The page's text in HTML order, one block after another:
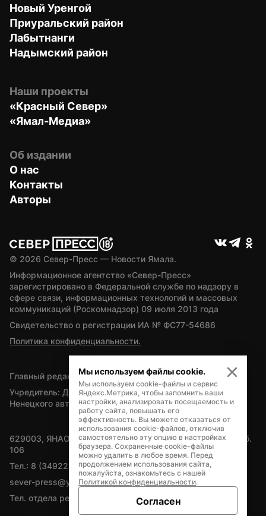
Новый Уренгой
Приуральский район
Лабытнанги
Надымский район
Наши проекты
«Красный Север»
«Ямал-Медиа»
Об издании
О нас
Контакты
Авторы
© 2026 Север-Пресс — Новости Ямала.
Информационное агентство «Север-Пресс»
зарегистрировано в Федеральной службе по надзору в
сфере связи, информационных технологий и массовых
коммуникаций (Роскомнадзор) 09 июля 2013 года
Свидетельство о регистрации ИА № ФС77-54686
Политика конфиденциальности.
Главный редактор — А.Л. Поздеев
Учредитель: Департамент внутренней политики Ямало-
Ненецкого автономного округа
629003, ЯНАО, Салехард, мкр. Богдана Кнунянца, д.1, каб.
106
Тел.: 8 (34922) 71262
sever-press@yamal-media.ru
Тел. отдела рекламы: 8 (34922) 42728
Мы используем файлы cookie.
Мы используем cookie-файлы и сервис
Яндекс.Метрика, чтобы запомнить ваши
настройки, анализировать посещаемость и
работу сайта, повышать его
эффективность. Вы можете отказаться от
использования cookie-файлов, отключив
самостоятельно эту опцию в настройках
браузера. Сохраненные cookie-файлы
можно удалить в любое время. Перед
продолжением использования сайта,
пожалуйста, ознакомьтесь с нашей
Политикой конфиденциальности.
Согласен